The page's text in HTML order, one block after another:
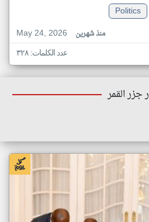
Politics
May 24, 2026
منذ شهرين
عدد الكلمات: ٣٢٨
القمر